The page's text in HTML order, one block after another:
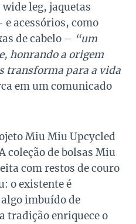
leg, jaquetas
acessórios, como
de cabelo – “um
honrando a origem
transforma para a vida
em um comunicado
Miu Miu Upcycled
coleção de bolsas Miu
com restos de couro
o existente é
imbuído de
tradição enriquece o